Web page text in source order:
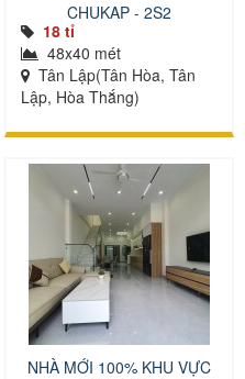
CHUKAP - 2S2
18 tỉ
48x40 mét
Tân Lập(Tân Hòa, Tân
Lập, Hòa Thắng)
NHÀ MỚI 100% KHU VỰC